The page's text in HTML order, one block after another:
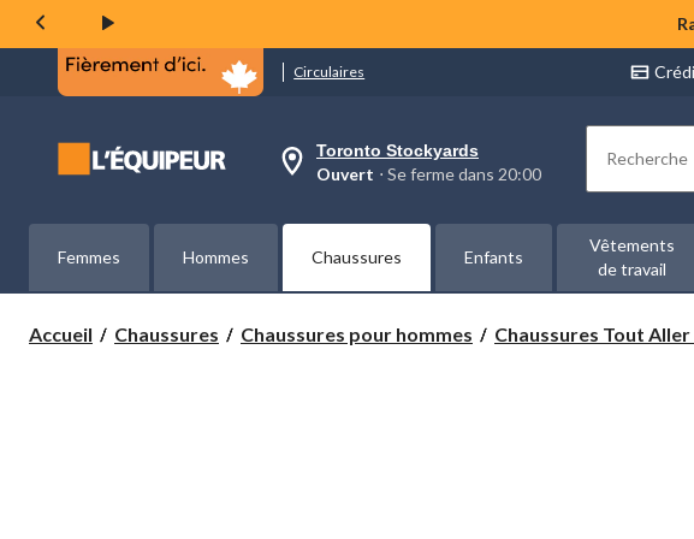
Circulaires
votre
est
Toronto
Stockyards,
ferme
Toronto Stockyards
Ouvert ⋅ Se ferme dans 20:00 Rechercher
Femmes Hommes Chaussures Enfants
Vêtements
de travail
Accueil Chaussures Chaussures pour hommes Chaussures Tout Aller